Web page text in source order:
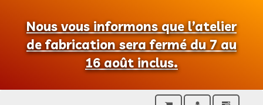
Nous vous informons que l’atelier
de fabrication sera fermé du 7 au
16 août inclus.